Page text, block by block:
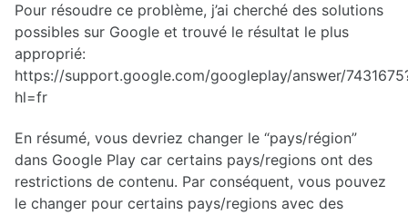
Pour résoudre ce problème, j’ai cherché des solutions
possibles sur Google et trouvé le résultat le plus
approprié:
https://support.google.com/googleplay/answer/
hl=fr
En résumé, vous devriez changer le “pays/région”
dans Google Play car certains pays/regions ont des
restrictions de contenu. Par conséquent, vous pouvez
le changer pour certains pays/regions avec des